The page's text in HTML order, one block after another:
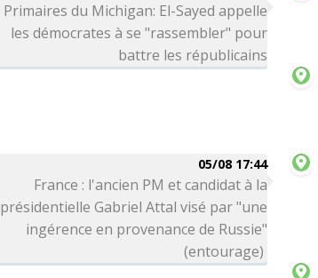
Primaires du Michigan: El-Sayed appelle
les démocrates à se "rassembler" pour
battre les républicains
05/08 17:44
France : l'ancien PM et candidat à la
présidentielle Gabriel Attal visé par "une
ingérence en provenance de Russie"
(entourage)